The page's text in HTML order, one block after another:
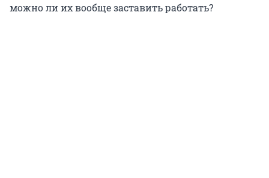
можно ли их вообще заставить работать?